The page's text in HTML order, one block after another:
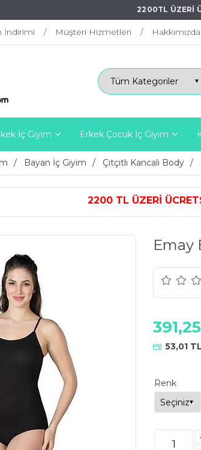
2200TL ÜZERİ
İndirimi Müşteri Hizmetleri Hakkımızda
İç Giyim Erkek Çocuk İç Giyim
Bayan İç Giyim Çıtçıtlı Kancalı Body
ÜCRETSİZ KARGO
Emay
53,01 TL
Renk